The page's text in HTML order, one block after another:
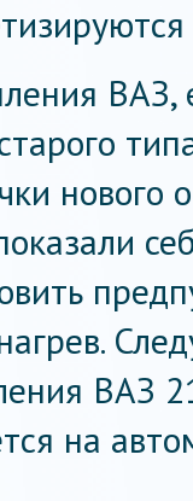
ВАЗ,
нового
ВАЗ
на